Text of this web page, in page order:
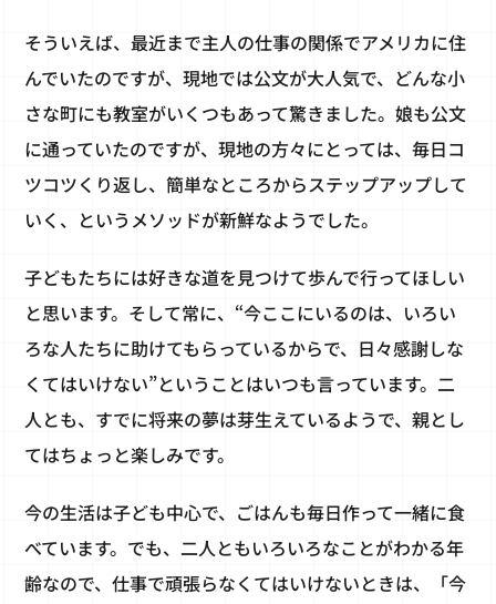
そういえば、最近まで主人の仕事の関係でアメリカに住
んでいたのですが、現地では公文が大人気で、どんな小
さな町にも教室がいくつもあって驚きました。娘も公文
に通っていたのですが、現地の方々にとっては、毎日コ
ツコツくり返し、簡単なところからステップアップして
いく、というメソッドが新鮮なようでした。
子どもたちには好きな道を見つけて歩んで行ってほしい
と思います。そして常に、“今ここにいるのは、いろい
ろな人たちに助けてもらっているからで、日々感謝しな
くてはいけない”ということはいつも言っています。二
人とも、すでに将来の夢は芽生えているようで、親とし
てはちょっと楽しみです。
今の生活は子ども中心で、ごはんも毎日作って一緒に食
べています。でも、二人ともいろいろなことがわかる年
齢なので、仕事で頑張らなくてはいけないときは、「今